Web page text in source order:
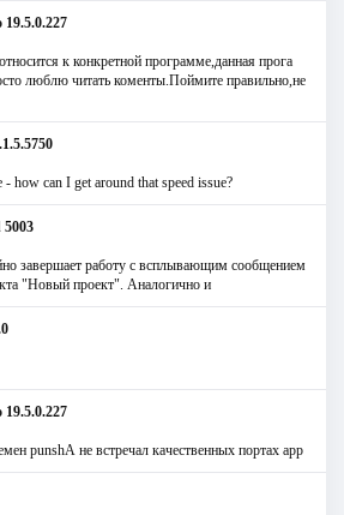
к конкретной программе,данная прога
люблю читать коменты.Поймите правильно,не
how can I get around that speed issue?
5003
завершает работу с всплывающим сообщением
"Новый проект". Аналогично и
punshА не встречал качественных портах app